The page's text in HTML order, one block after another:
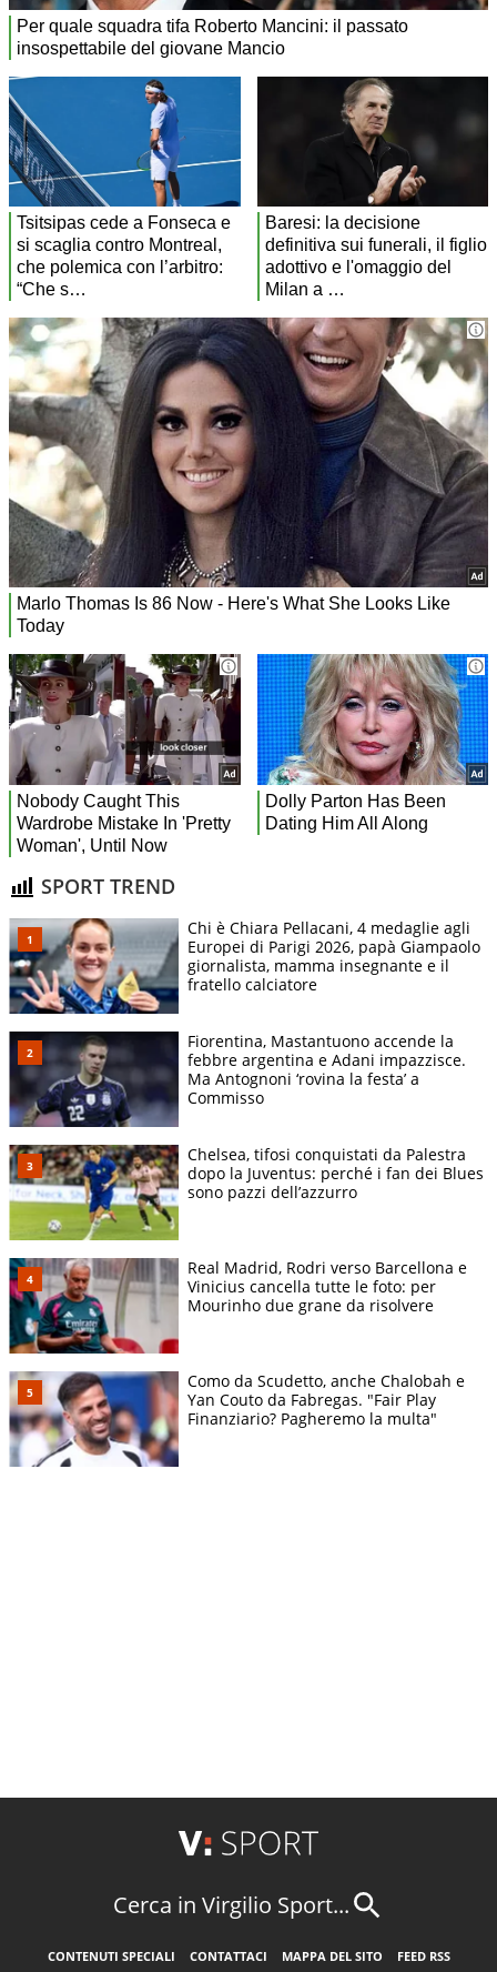
SPORT TREND
Chi è Chiara Pellacani, 4 medaglie agli
Europei di Parigi 2026, papà Giampaolo
giornalista, mamma insegnante e il
fratello calciatore
Fiorentina, Mastantuono accende la
febbre argentina e Adani impazzisce.
Ma Antognoni ‘rovina la festa’ a
Commisso
Chelsea, tifosi conquistati da Palestra
dopo la Juventus: perché i fan dei Blues
sono pazzi dell’azzurro
Real Madrid, Rodri verso Barcellona e
Vinicius cancella tutte le foto: per
Mourinho due grane da risolvere
Como da Scudetto, anche Chalobah e
Yan Couto da Fabregas. "Fair Play
Finanziario? Pagheremo la multa"
Cerca in Virgilio Sport...
CONTENUTI SPECIALI CONTATTACI MAPPA DEL SITO
FEED RSS